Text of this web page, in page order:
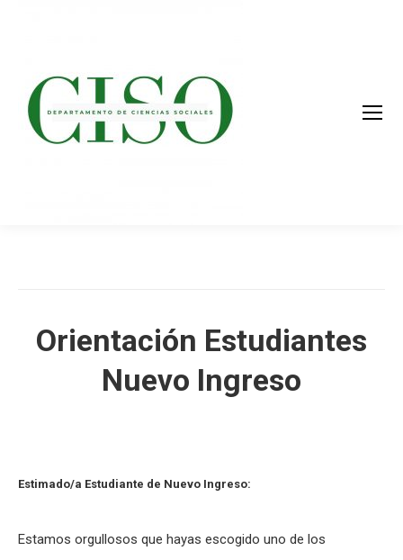
Orientación Estudiantes
Nuevo Ingreso
Estimado/a Estudiante de Nuevo Ingreso:
Estamos orgullosos que hayas escogido uno de los